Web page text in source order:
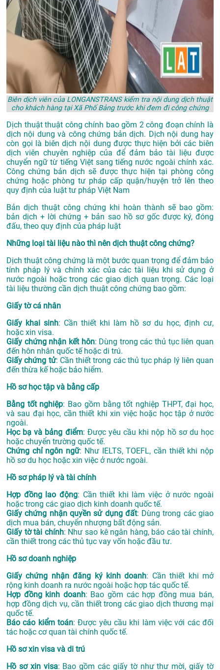
Biên dịch viên của LONGANSTRANS kiểm tra nội dung dịch thuật
cho khách hàng tại Xã Phố Bảng trước khi đem đi công chứng
Dịch thuật thuật công chính bao gồm 2 công đoạn chính là
dịch nội dung và công chứng bản dịch. Dịch nội dung hay
còn gọi là biên dịch nội dung được thực hiện bởi các biên
dịch viên chuyên nghiệp của để đảm bảo tài liệu được
chuyển ngữ từ tiếng Việt sang tiếng nước ngoài chính xác.
Công chứng bản dịch sẽ được thực hiện tại phòng công
chứng hoặc phòng tư pháp cấp quận/huyện trở lên theo
quy định của luật tư pháp Việt Nam
Bản dịch thuật công chứng khi hoàn thành sẽ bao gồm:
bản dịch + lời chứng + bản sao hồ sơ gốc được ký, đóng
đấu, theo quy định của pháp luật
Những loại tài liệu nào thì nên dịch thuật công chứng?
Dịch thuật công chứng là một bước quan trọng để đảm bảo
tính pháp lý và chính xác của các tài liệu khi sử dụng ở
nước ngoài hoặc trong các giao dịch quan trọng. Các loại
tài liệu thường cần dịch thuật công chứng bao gồm:
Giấy tờ cá nhân
Giấy khai sinh: Cần thiết khi làm hồ sơ du học, định cư,
hoặc xin visa.
Giấy chứng nhận kết hôn: Dùng trong các thủ tục liên quan
đến hôn nhân quốc tế hoặc di trú.
Giấy chứng tử: Cần thiết trong các thủ tục pháp lý liên quan
đến thừa kế hoặc bảo hiểm.
Hồ sơ học tập và bằng cấp
Bằng tốt nghiệp: Bao gồm bằng tốt nghiệp THPT, đại học,
và sau đại học, cần thiết khi xin việc hoặc học tập ở nước
ngoài.
Học bạ và bảng điểm: Được yêu cầu khi nộp hồ sơ du học
hoặc chuyển trường quốc tế.
Chứng chỉ ngôn ngữ: Như IELTS, TOEFL, cần thiết khi nộp
hồ sơ du học hoặc xin việc ở nước ngoài.
Hồ sơ pháp lý và tài chính
Hợp đồng lao động: Cần thiết khi làm việc ở nước ngoài
hoặc trong các giao dịch kinh doanh quốc tế.
Giấy chứng nhận quyền sử dụng đất: Dùng trong các giao
dịch mua bán, chuyển nhượng bất động sản.
Giấy tờ tài chính: Như sao kê ngân hàng, báo cáo tài chính,
cần thiết trong các thủ tục vay vốn hoặc đầu tư.
Hồ sơ doanh nghiệp
Giấy chứng nhận đăng ký kinh doanh: Cần thiết khi mở
rộng kinh doanh ra nước ngoài hoặc hợp tác quốc tế.
Hợp đồng kinh doanh: Bao gồm các hợp đồng mua bán,
hợp đồng dịch vụ, cần thiết trong các giao dịch thương mại
quốc tế.
Báo cáo kiểm toán: Được yêu cầu khi làm việc với các đối
tác hoặc cơ quan tài chính quốc tế.
Hồ sơ xin visa và di trú
Hồ sơ xin visa: Bao gồm các giấy tờ như thư mời, giấy tờ